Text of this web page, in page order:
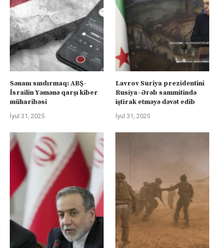
Sənanı sındırmaq: ABŞ-
İsrailin Yəmənə qarşı kiber
müharibəsi
İyul 31, 2025
Lavrov Suriya prezidentini
Rusiya–Ərəb sammitində
iştirak etməyə dəvət edib
İyul 31, 2025